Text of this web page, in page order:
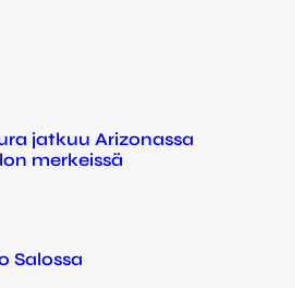
jatkuu Arizonassa
merkeissä
Salossa